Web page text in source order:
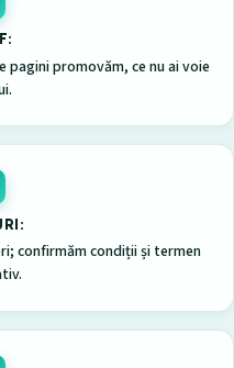
pagini promovăm, ce nu ai voie
confirmăm condiții și termen